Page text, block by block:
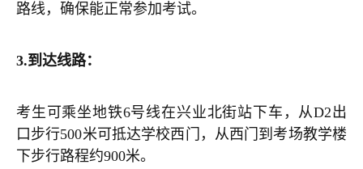
路线，确保能正常参加考试。
3.到达线路：
考生可乘坐地铁6号线在兴业北街站下车，从D2出
口步行500米可抵达学校西门，从西门到考场教学楼
下步行路程约900米。